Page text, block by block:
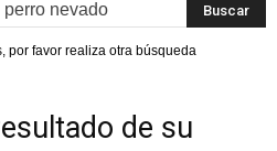
por favor realiza otra búsqueda
de su